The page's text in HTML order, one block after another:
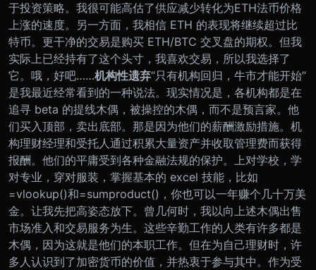
于投资策略。我很可能高估了供应减少转化为ETH法币价格
上涨的速度。另一方面，我相信 ETH 的表现将继续超过比
特币。更干净的交易是购买 ETH/BTC 交叉盘的期权。但我
实际上已经持有了这个头寸，我喜欢交易，所以我选择了
它。哦，好吧……机构性遗弃“只有机构回归，牛市才能开始”
是我最近经常看到的一种说法。现实情况是，各机构都是在
追寻 beta 的提线木偶，被操控的木偶，而不是预言家。他
们买入顶部，卖出底部。那是因为他们的薪酬激励措施。 机
构理财经理和受托人通过积累大量资产并收取管理费而获得
报酬。他们的平庸受到各种金融法规的保护。上对学校，学
对专业，穿对服装，掌握基本的 excel 技能，比如
=vlookup()和=sumproduct()，你也可以一年赚个几十万美
金。 让我先把高姿态放下。曾几何时，我以向上述木偶出售
市场准入和交易服务为生。这些辛勤工作的人类有许多都是
木偶，因为这就是他们的本职工作。但在为自己理财时，许
多人认识到了加密货币的价值，并热衷于参与其中。作为受